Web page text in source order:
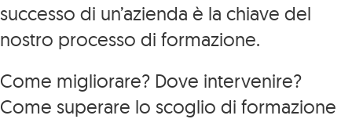
successo di un’azienda è la chiave del
nostro processo di formazione.
Come migliorare? Dove intervenire?
Come superare lo scoglio di formazione